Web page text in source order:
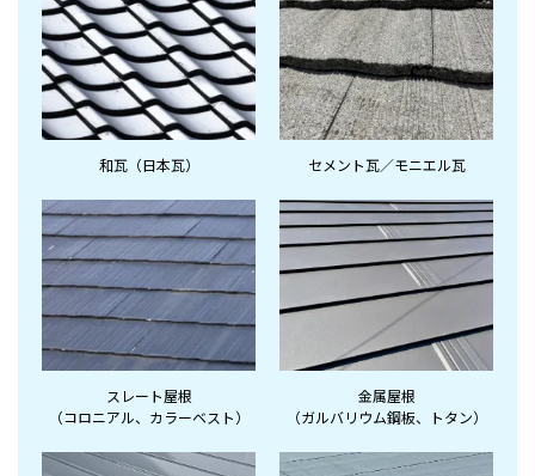
和瓦（日本瓦） セメント瓦／モニエル瓦
スレート屋根
（コロニアル、 カラーベスト）
金属屋根
（ガルバリウム鋼板、
トタン）